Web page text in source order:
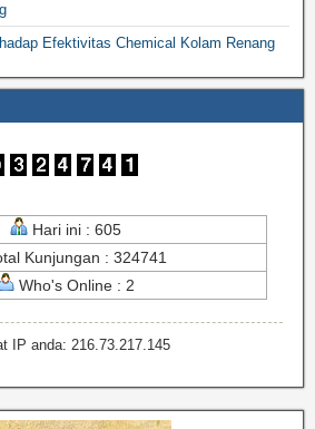
Efektivitas Chemical Kolam Renang
Hari ini : 605
Kunjungan : 324741
Who's Online : 2
IP anda: 216.73.217.145